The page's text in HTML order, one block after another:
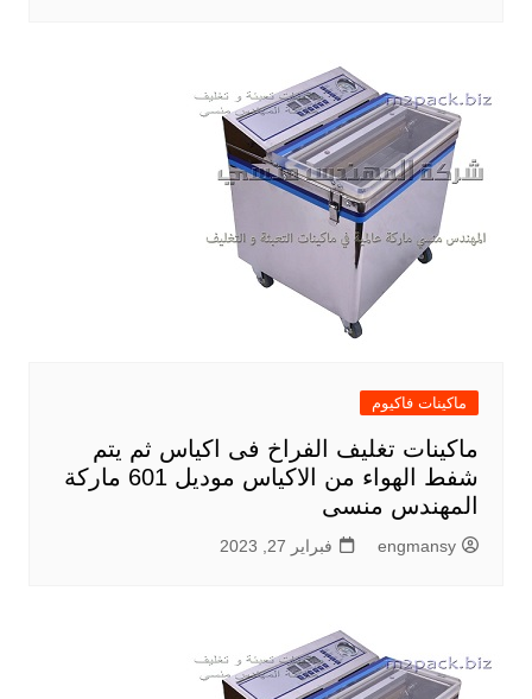
ماكينات فاكيوم
ماكينات تغليف الفراخ فى اكياس ثم يتم
شفط الهواء من الاكياس موديل 601 ماركة
المهندس منسى
engmansy فبراير 27, 2023